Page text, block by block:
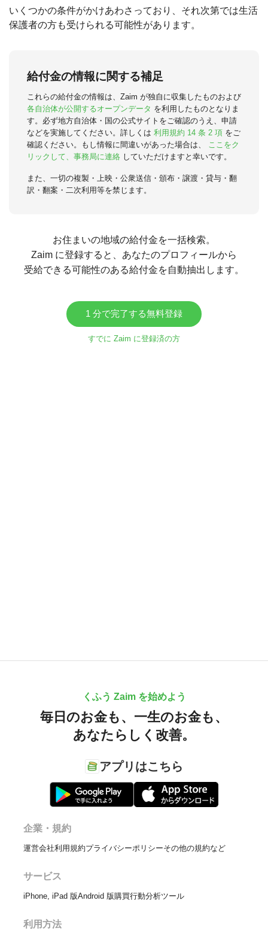
いくつかの条件がかけあわさっており、それ次第では生活
保護者の方も受けられる可能性があります。
給付金の情報に関する補足
これらの給付金の情報は、Zaim が独自に収集したものおよび
各自治体が公開するオープンデータ を利用したものとなりま
す。必ず地方自治体・国の公式サイトをご確認のうえ、申請
などを実施してください。詳しくは 利用規約 14 条 2 項 をご
確認ください。もし情報に間違いがあった場合は、
ここをク
リックして、事務局に連絡 していただけますと幸いです。
また、一切の複製・上映・公衆送信・頒布・譲渡・貸与・翻
訳・翻案・二次利用等を禁じます。
お住まいの地域の給付金を一括検索。
Zaim に登録すると、あなたのプロフィールから
受給できる可能性のある給付金を自動抽出します。
1 分で完了する無料登録
すでに Zaim に登録済の方
くふう Zaim を始めよう
毎日のお金も、 一生のお金も、
あなたらしく改善。
アプリはこちら
企業・規約
運営会社利用規約プライバシーポリシーその他の規約など
サービス
iPhone, iPad 版Android 版購買行動分析ツール
利用方法